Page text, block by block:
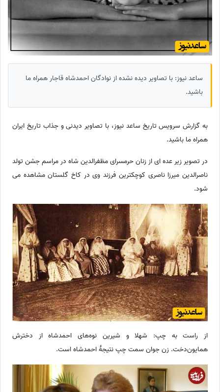
ساعد نیوز: با تصاویر دیده نشده از نوادگان احمدشاه قاجار همراه ما
باشید.
به گزارش سرویس تاریخ ساعد نیوز، با تصاویر دیدنی و جذاب تاریخ ایران
همراه ما باشید.
در تصویر زیر عده ای از زنان حرمسرای مظفرالدین شاه در مراسم جشن تولد
ناصرالدین میرزا ناصری کوچکترین فرزند وی در کاخ گلستان مشاهده می
شود.
از راست به چپ: شهلا و شیرین نوه‌های احمدشاه از دخترش
همایون‌دخت. زن جوان سمت چپ نتیجۀ احمدشاه است.